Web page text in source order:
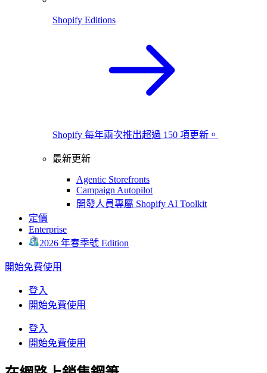
Shopify Editions
Shopify 每年兩次推出超過 150 項更新。
最新更新
Agentic Storefronts
Campaign Autopilot
開發人員專屬 Shopify AI Toolkit
定價
Enterprise
2026 年春季號 Edition
開始免費使用
登入
開始免費使用
登入
開始免費使用